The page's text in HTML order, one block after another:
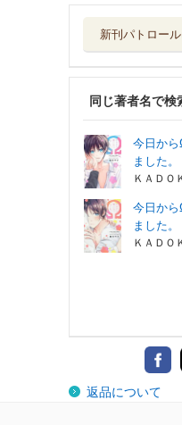
新刊パトロー
同じ著者名で検
今日か
ました
ＫＡＤＯ
今日か
ました。
ＫＡＤＯ
返品について